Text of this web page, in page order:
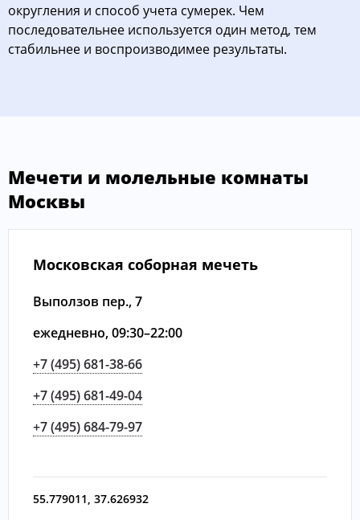
округления и способ учета сумерек. Чем
последовательнее используется один метод, тем
стабильнее и воспроизводимее результаты.
Мечети и молельные комнаты
Москвы
Московская соборная мечеть
Выползов пер., 7
ежедневно, 09:30–22:00
+7 (495) 681-38-66
+7 (495) 681-49-04
+7 (495) 684-79-97
55.779011, 37.626932